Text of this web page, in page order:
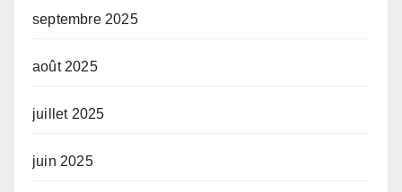
septembre 2025
août 2025
juillet 2025
juin 2025